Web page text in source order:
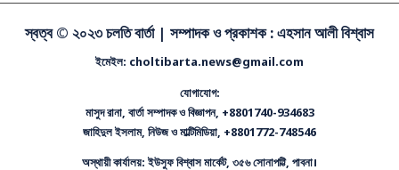
স্বত্ব © ২০২৩ চলতি বার্তা | সম্পাদক ও প্রকাশক : এহসান আলী বিশ্বাস
ইমেইল: choltibarta.news@gmail.com
যোগাযোগ:
মাসুদ রানা, বার্তা সম্পাদক ও বিজ্ঞাপন, +8801740-934683
জাহিদুল ইসলাম, নিউজ ও মাল্টিমিডিয়া, +8801772-748546
অস্থায়ী কার্যালয়: ইউসুফ বিশ্বাস মার্কেট, ৩৫৬ সোনাপট্টি, পাবনা।